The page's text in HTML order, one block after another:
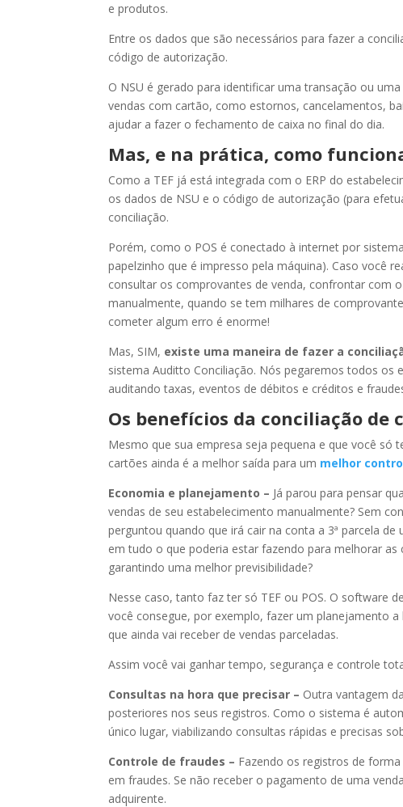
e produtos.
Entre os dados que são necessários para fazer a
código de autorização.
O NSU é gerado para identificar uma transação ou
vendas com cartão, como estornos, cancelamentos,
ajudar a fazer o fechamento de caixa no final do dia.
Mas, e na prática, como
Como a TEF já está integrada com o ERP do
os dados de NSU e o código de autorização (para
conciliação.
Porém, como o POS é conectado à internet por
papelzinho que é impresso pela máquina). Caso você
consultar os comprovantes de venda, confrontar com
manualmente, quando se tem milhares de
cometer algum erro é enorme!
Mas, SIM, existe uma maneira de fazer a
sistema Auditto Conciliação. Nós pegaremos todos
auditando taxas, eventos de débitos e créditos e
Os benefícios da conciliação de
Mesmo que sua empresa seja pequena e que você só
cartões ainda é a melhor saída para um melhor
Economia e planejamento – Já parou para pensar
vendas de seu estabelecimento manualmente? Sem
perguntou quando que irá cair na conta a 3ª parcela
em tudo o que poderia estar fazendo para melhorar
garantindo uma melhor previsibilidade?
Nesse caso, tanto faz ter só TEF ou POS. O software
você consegue, por exemplo, fazer um planejamento
que ainda vai receber de vendas parceladas.
Assim você vai ganhar tempo, segurança e controle
Consultas na hora que precisar – Outra vantagem
posteriores nos seus registros. Como o sistema é
único lugar, viabilizando consultas rápidas e precisas
Controle de fraudes – Fazendo os registros de
em fraudes. Se não receber o pagamento de uma
adquirente.